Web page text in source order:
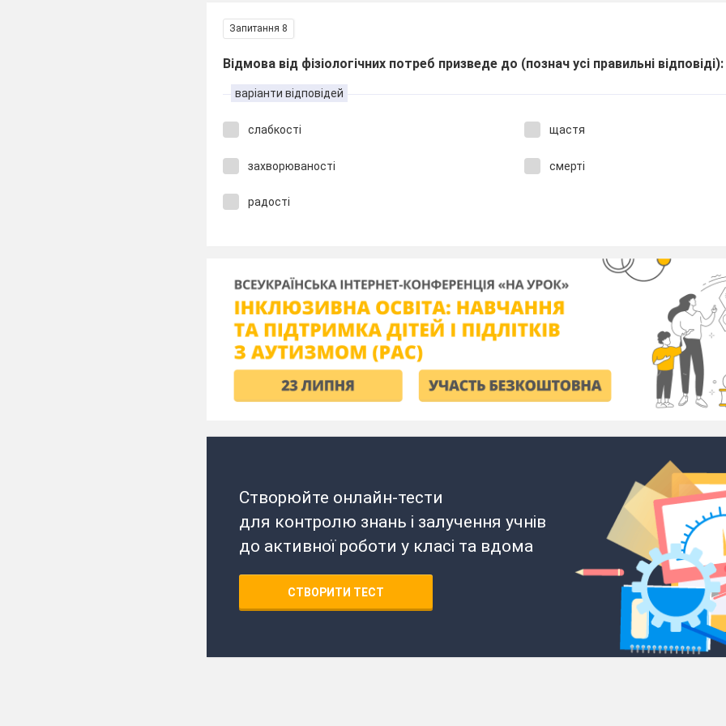
Запитання 8
Відмова від фізіологічних потреб призведе до (познач усі правильні
варіанти відповідей
слабкості щастя
захворюваності смерті
радості
Створюйте онлайн-тести
для контролю знань і залучення учнів
до активної роботи у класі та вдома
СТВОРИТИ ТЕСТ